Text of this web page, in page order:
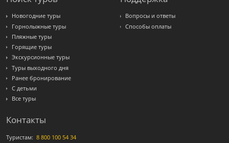
Новогодние туры
Горнолыжные туры
Пляжные туры
Горящие туры
Экскурсионные туры
Туры выходного дня
Ранее бронирование
С детьми
Все туры
Вопросы и ответы
Способы оплаты
Контакты
Туристам: 8 800 100 54 34